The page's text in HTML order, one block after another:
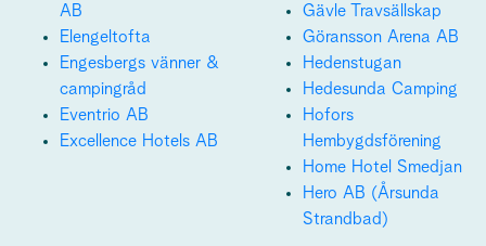
AB
Elengeltofta
Engesbergs vänner &
campingråd
Eventrio AB
Excellence Hotels AB
Gävle Travsällskap
Göransson Arena AB
Hedenstugan
Hedesunda Camping
Hofors
Hembygdsförening
Home Hotel Smedjan
Hero AB (Årsunda
Strandbad)